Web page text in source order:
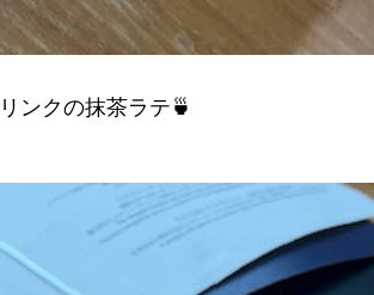
ンクの抹茶ラテ🍵